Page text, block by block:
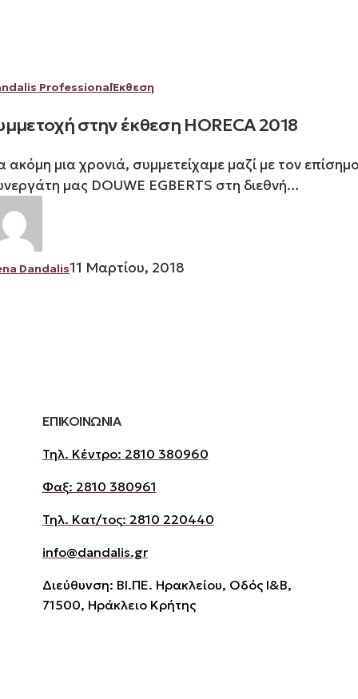
ProfessionalΈκθεση
έκθεση
2018
στην έκθεση HORECA 2018
ακόμη μια χρονιά, συμμετείχαμε μαζί με τον
μας DOUWE EGBERTS στη διεθνή…
Dandalis11 Μαρτίου, 2018
ΕΠΙΚΟΙΝΩΝΙΑ
Τηλ. Κέντρο: 2810 380960
Φαξ: 2810 380961
Τηλ. Κατ/τος: 2810 220440
info@dandalis.gr
Διεύθυνση: ΒΙ.ΠΕ. Ηρακλείου, Οδός Ι&Β,
71500, Ηράκλειο Κρήτης